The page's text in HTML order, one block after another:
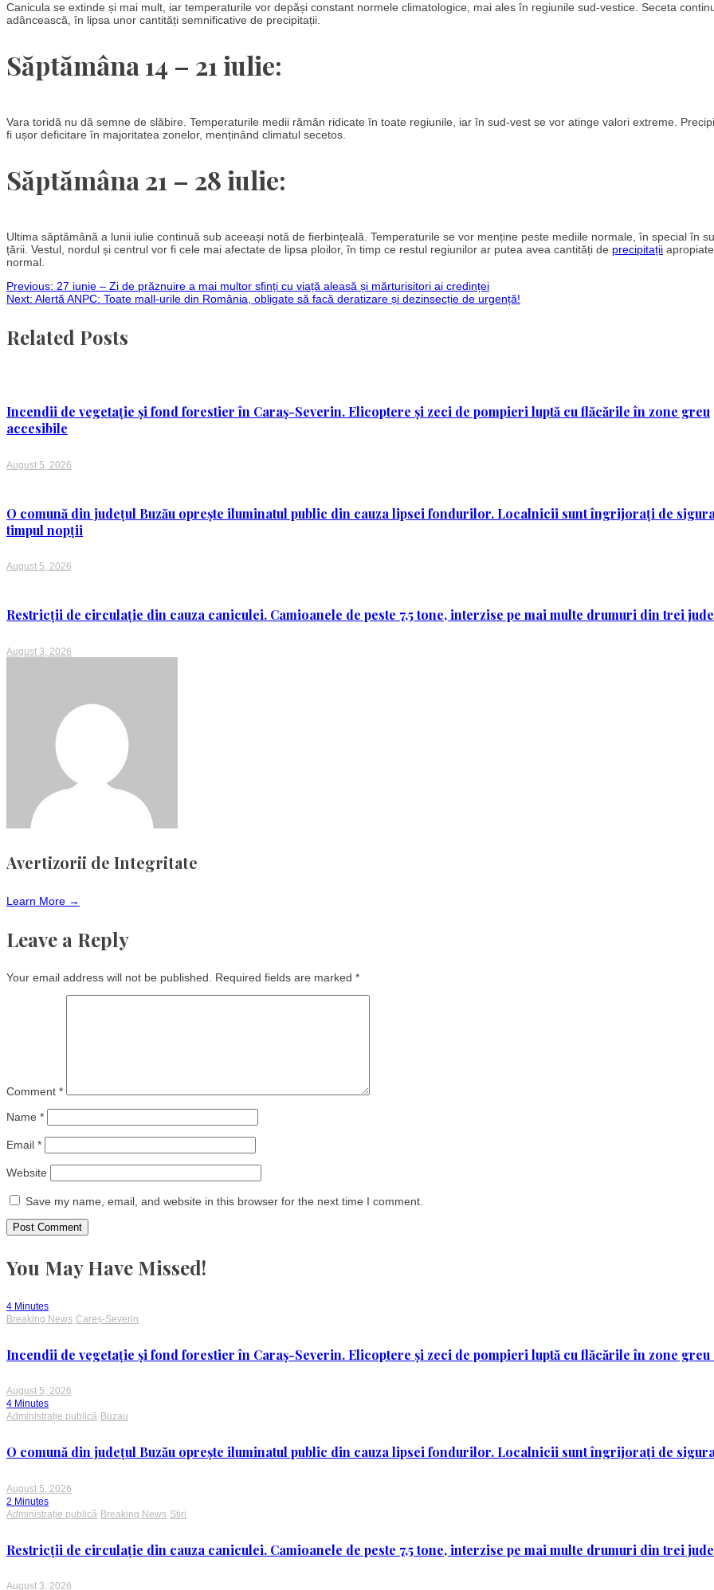
Canicula se extinde și mai mult, iar temperaturile vor depăși constant normele climatologice, mai ales în regiunile sud-vestice. Seceta
adâncească, în lipsa unor cantități semnificative de precipitații.
Săptămâna 14 – 21 iulie:
Vara toridă nu dă semne de slăbire. Temperaturile medii rămân ridicate în toate regiunile, iar în sud-vest se vor atinge valori extreme.
fi ușor deficitare în majoritatea zonelor, menținând climatul secetos.
Săptămâna 21 – 28 iulie:
Ultima săptămână a lunii iulie continuă sub aceeași notă de fierbințeală. Temperaturile se vor menține peste mediile normale, în special în
țării. Vestul, nordul și centrul vor fi cele mai afectate de lipsa ploilor, în timp ce restul regiunilor ar putea avea cantități de precipitații
normal.
Post
navigation
Previous: 27 iunie – Zi de prăznuire a mai multor sfinți cu viață aleasă și mărturisitori ai credinței
Next: Alertă ANPC: Toate mall-urile din România, obligate să facă deratizare și dezinsecție de urgență!
Related Posts
Incendii de vegetație și fond forestier în Caraș-Severin. Elicoptere și zeci de pompieri luptă cu flăcările în zone greu
accesibile
August 5, 2026
O comună din județul Buzău oprește iluminatul public din cauza lipsei fondurilor. Localnicii sunt îngrijorați de
timpul nopții
August 5, 2026
Restricții de circulație din cauza caniculei. Camioanele de peste 7,5 tone, interzise pe mai multe drumuri din trei
August 3, 2026
Avertizorii de Integritate
Learn More →
Leave a Reply
Your email address will not be published. Required fields are marked *
Comment *
Name *
Email *
Website
Save my name, email, and website in this browser for the next time I comment.
You May Have Missed!
4 Minutes
Breaking News Careș-Severin
Incendii de vegetație și fond forestier în Caraș-Severin. Elicoptere și zeci de pompieri luptă cu flăcările în zone
August 5, 2026
4 Minutes
Administrație publică Buzau
O comună din județul Buzău oprește iluminatul public din cauza lipsei fondurilor. Localnicii sunt îngrijorați de
August 5, 2026
2 Minutes
Administrație publică Breaking News Stiri
Restricții de circulație din cauza caniculei. Camioanele de peste 7,5 tone, interzise pe mai multe drumuri din trei
August 3, 2026